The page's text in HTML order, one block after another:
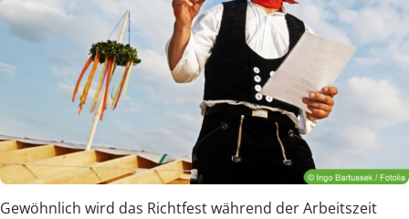
Gewöhnlich wird das Richtfest während der Arbeitszeit